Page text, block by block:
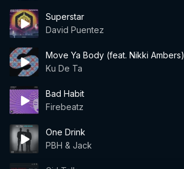
Superstar
David Puentez
Move Ya Body (feat. Nikki Ambers)
Ku De Ta
Bad Habit
Firebeatz
One Drink
PBH & Jack